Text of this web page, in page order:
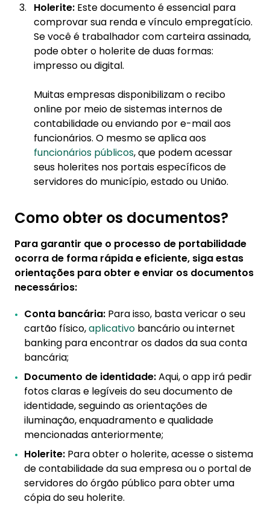
Holerite: Este documento é essencial para
comprovar sua renda e vínculo empregatício.
Se você é trabalhador com carteira assinada,
pode obter o holerite de duas formas:
impresso ou digital.
Muitas empresas disponibilizam o recibo
online por meio de sistemas internos de
contabilidade ou enviando por e-mail aos
funcionários. O mesmo se aplica aos
funcionários públicos, que podem acessar
seus holerites nos portais específicos de
servidores do município, estado ou União.
Como obter os documentos?
Para garantir que o processo de portabilidade
ocorra de forma rápida e eficiente, siga estas
orientações para obter e enviar os documentos
necessários:
Conta bancária: Para isso, basta vericar o seu
cartão físico,aplicativo bancário ou internet
banking para encontrar os dados da sua conta
bancária;
Documento de identidade:Aqui, o app irá pedir
fotos claras e legíveis do seu documento de
identidade, seguindo as orientações de
iluminação, enquadramento e qualidade
mencionadas anteriormente;
Holerite: Para obter o holerite, acesse o sistema
de contabilidade da sua empresa ou o portal de
servidores do órgão público para obter uma
cópia do seu holerite.